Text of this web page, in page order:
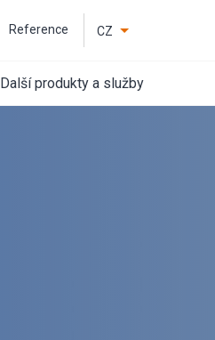
Reference CZ
Další produkty a služby